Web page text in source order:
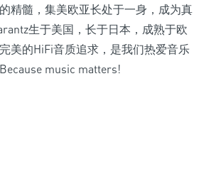
精髓，集美欧亚长处于一身，成为真
生于美国，长于日本，成熟于欧
美的HiFi音质追求，是我们热爱音乐
music matters!